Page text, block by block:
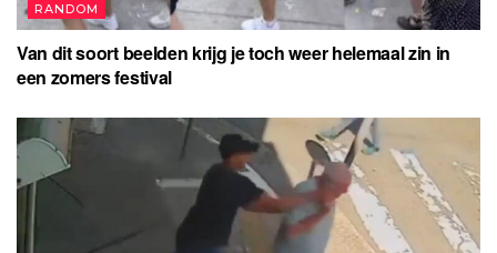
RANDOM
Van dit soort beelden krijg je toch weer helemaal zin in
een zomers festival